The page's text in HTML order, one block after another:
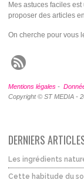
Mes astuces faciles
proposer des articles
On cherche pour vous
Mentions légales -
Copyright © ST MEDIA -
DERNIERS
Les ingrédients
Cette habitude du